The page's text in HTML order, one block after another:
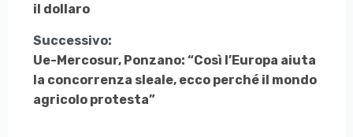
Leggere
il dollaro
Successivo:
Ue-Mercosur, Ponzano: “Così l’Europa aiuta
la concorrenza sleale, ecco perché il mondo
agricolo protesta”